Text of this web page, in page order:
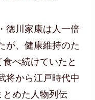
徳川家康は人一倍
が、健康維持のた
食べ続けていたと
将から江戸時代中
めた人物列伝